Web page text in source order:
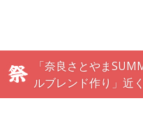
「奈良さとやま
ルブレンド作り」近